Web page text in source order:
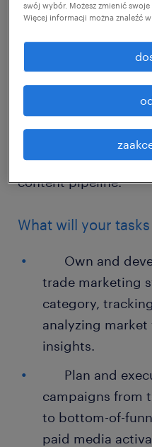
commercial and
markets. This
traditional FMCG
advanced
activation. You will
across paid, owned,
drive conversion
content pipeline.
What will your
Own and
trade marketing
category,
analyzing
insights.
Plan and
campaigns from
to bottom-of-
paid media
swój wybór. Możesz zmienić
Więcej informacji można znaleźć